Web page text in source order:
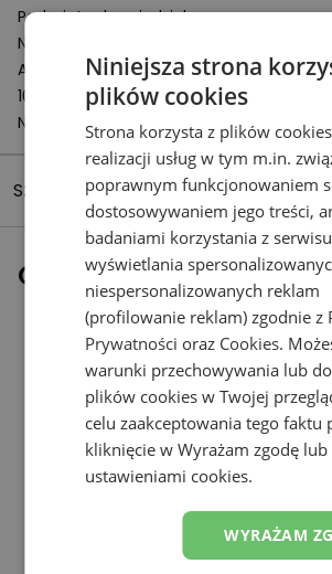
Podmiot odpowiedzialny:
New Balance Europe BV
A-Factorij, Pilotenstraat 35 – 45
1059 CH Amsterdam
Netherlands
Szczegóły produktu
Ostatnio oglądane
Niniejsza strona
plików cookies
Strona korzysta z plików
realizacji usług w tym m.in.
poprawnym funkcjonowaniem
dostosowywaniem jego treści,
badaniami korzystania z
wyświetlania
niespersonalizowanych reklam
(profilowanie reklam) zgodnie z
Prywatności oraz Cookies.
warunki przechowywania lub
plików cookies w Twojej
celu zaakceptowania tego faktu
kliknięcie w Wyrażam zgodę lub
ustawieniami cookies.
WYRAŻAM